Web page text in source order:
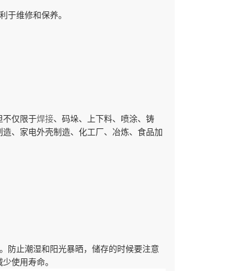
于维修和保养。
不仅限于焊接、码垛、上下料、喷涂、铸
、家电外壳制造、化工厂、冶炼、食品加
防止潮湿和阳光暴晒，储存的时候要注意
使用寿命。